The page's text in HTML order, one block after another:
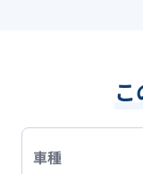
車種